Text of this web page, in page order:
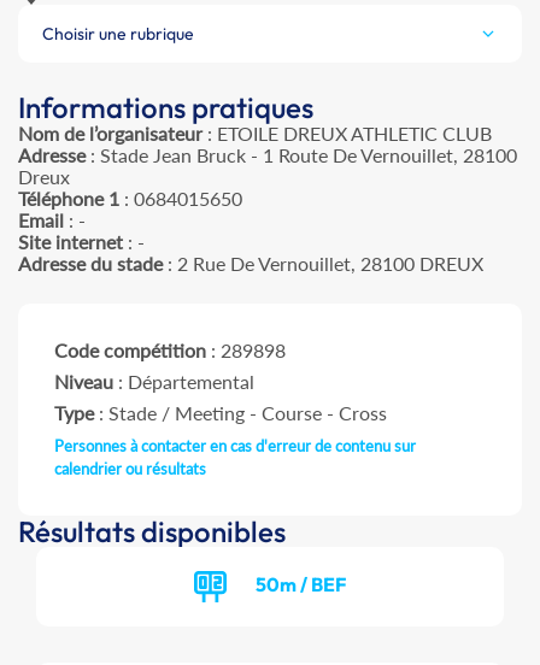
Choisir une rubrique
Informations pratiques
Nom de l’organisateur: ETOILE DREUX ATHLETIC CLUB
Adresse: Stade Jean Bruck - 1 Route De Vernouillet, 28100
Dreux
Téléphone 1 : 0684015650
Email : -
Site internet : -
Adresse du stade: 2 Rue De Vernouillet, 28100 DREUX
Code compétition : 289898
Niveau : Départemental
Type: Stade / Meeting - Course - Cross
Personnes à contacter en cas d'erreur de contenu sur
calendrier ou résultats
Résultats disponibles
50m / BEF